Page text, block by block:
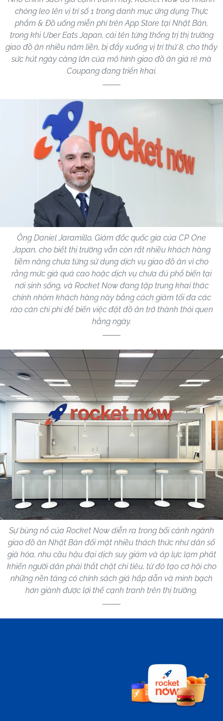
chóng leo lên vị trí số 1 trong danh mục ứng dụng Thực
phẩm & Đồ uống miễn phí trên App Store tại Nhật Bản,
trong khi Uber Eats Japan, cái tên từng thống trị thị trường
giao đồ ăn nhiều năm liền, bị đẩy xuống vị trí thứ 8, cho thấy
sức hút ngày càng lớn của mô hình giao đồ ăn giá rẻ mà
Coupang đang triển khai.
Ông Daniel Jaramillo, Giám đốc quốc gia của CP One
Japan, cho biết thị trường vẫn còn rất nhiều khách hàng
tiềm năng chưa từng sử dụng dịch vụ giao đồ ăn vì cho
rằng mức giá quá cao hoặc dịch vụ chưa đủ phổ biến tại
nơi sinh sống, và Rocket Now đang tập trung khai thác
chính nhóm khách hàng này bằng cách giảm tối đa các
rào cản chi phí để biến việc đặt đồ ăn trở thành thói quen
hằng ngày.
Sự bùng nổ của Rocket Now diễn ra trong bối cảnh ngành
giao đồ ăn Nhật Bản đối mặt nhiều thách thức như dân số
già hóa, nhu cầu hậu đại dịch suy giảm và áp lực lạm phát
khiến người dân phải thắt chặt chi tiêu, từ đó tạo cơ hội cho
những nền tảng có chính sách giá hấp dẫn và minh bạch
hơn giành được lợi thế cạnh tranh trên thị trường.